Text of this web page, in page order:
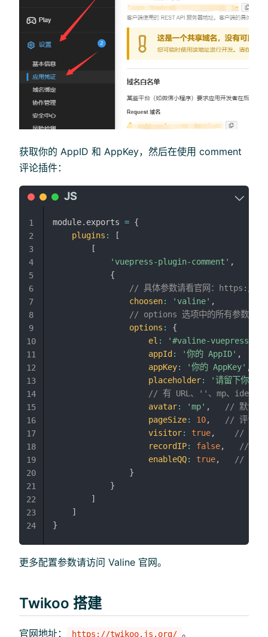
获取你的 AppID 和 AppKey，然后在使用 comment
评论插件：
module. exports = {
plugins :
[
[
'vuepress-plugin-comment' ,
{
// 具体参数请看官网：
choosen: 'valine' ,
// options 选项中的所有参数，
options :
{
el :
'#valine-vuepress-
appId : '你的 AppID' ,
appKey: '你的 AppKey' ,
placeholder:
'请留下你的
// 有 URL、''、mp、
avatar: 'mp' ,
// 默认头
pageSize: 10,
// 评论列
visitor: true,
// 文章
recordIP: false,
// 是
enableQQ: true,
// 是否
}
}
]
]
}
1
2
3
4
5
6
7
8
9
10
11
12
13
14
15
16
17
18
19
20
21
22
23
24
更多配置参数请访问 Valine 官网。
Twikoo 搭建
官网地址： https://twikoo.js.org/ 。